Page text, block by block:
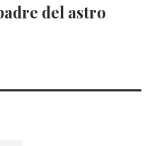
del astro